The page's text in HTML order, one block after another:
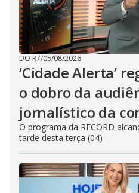
DO R7/05/08/2026
‘Cidade Alerta’
o dobro da
jornalístico da
O programa da RECORD
tarde desta terça (04)